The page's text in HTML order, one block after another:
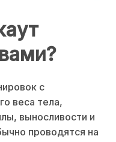
с
веса тела,
выносливости и
проводятся на